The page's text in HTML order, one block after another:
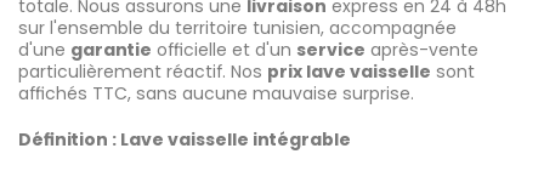
totale. Nous assurons une livraison express en 24 à 48h
sur l'ensemble du territoire tunisien, accompagnée
d'une garantie officielle et d'un service après-vente
particulièrement réactif. Nos prix lave vaisselle sont
affichés TTC, sans aucune mauvaise surprise.
Définition : Lave vaisselle intégrable